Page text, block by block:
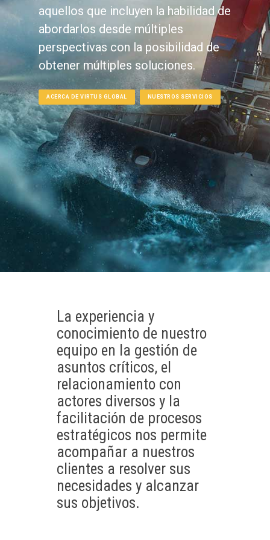
aquellos que incluyen la habilidad de
abordarlos desde múltiples
perspectivas con la posibilidad de
obtener múltiples soluciones.
ACERCA DE VIRTUS GLOBAL NUESTROS SERVICIOS
La experiencia y
conocimiento de nuestro
equipo en la gestión de
asuntos críticos, el
relacionamiento con
actores diversos y la
facilitación de procesos
estratégicos nos permite
acompañar a nuestros
clientes a resolver sus
necesidades y alcanzar
sus objetivos.